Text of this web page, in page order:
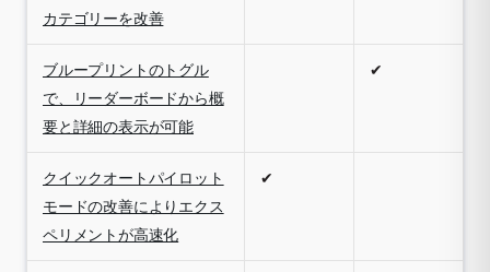
カテゴリーを改善
ブループリントのトグル
で、リーダーボードから概
要と詳細の表示が可能
✔
クイックオートパイロット
モードの改善によりエクス
ペリメントが高速化
✔